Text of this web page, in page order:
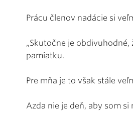
Prácu členov nadácie si
„Skutočne je
pamiatku.
Pre mňa je to však stále
Azda nie je deň, aby som